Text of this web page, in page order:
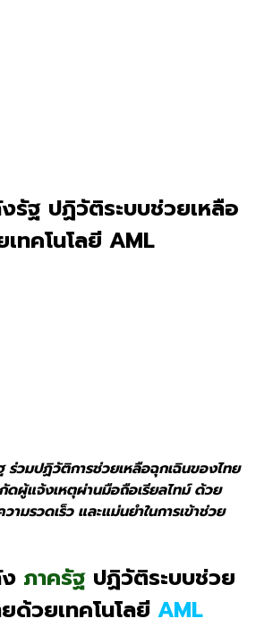
รัฐ ปฏิวัติระบบช่วยเหลือ
ทคโนโลยี AML
วมปฏิวัติการช่วยเหลือฉุกเฉินของไทย
ผู้แจ้งเหตุผ่านมือถือเรียลไทม์ ด้วย
ามรวดเร็ว และแม่นยำในการเข้าช่วย
ภาครัฐ ปฏิวัติระบบช่วย
ด้วยเทคโนโลยี AML